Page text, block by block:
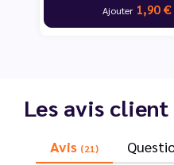
Ajouter 1,90 €
Les avis client
Avis (21)